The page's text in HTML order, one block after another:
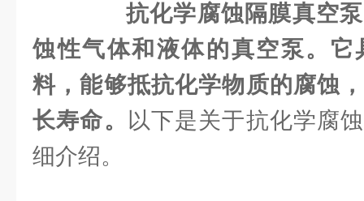
抗化学腐蚀隔膜真空
蚀性气体和液体的真空泵。它
料，能够抵抗化学物质的腐蚀
长寿命。
以下是关于抗化学腐
细介绍。